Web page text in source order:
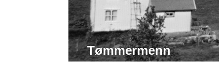
Tømmermenn